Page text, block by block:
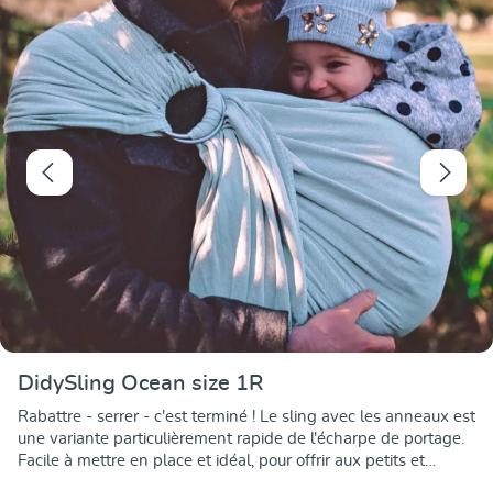
DidySling Ocean size 1R
Rabattre - serrer - c'est terminé ! Le sling avec les anneaux est
une variante particulièrement rapide de l'écharpe de portage.
Facile à mettre en place et idéal, pour offrir aux petits et